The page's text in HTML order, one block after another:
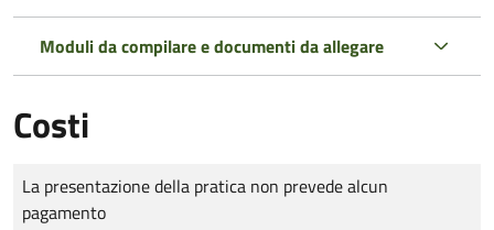
Moduli da compilare e documenti da allegare
Costi
Tipo di pagamento
Importo
La presentazione della pratica non prevede alcun
pagamento